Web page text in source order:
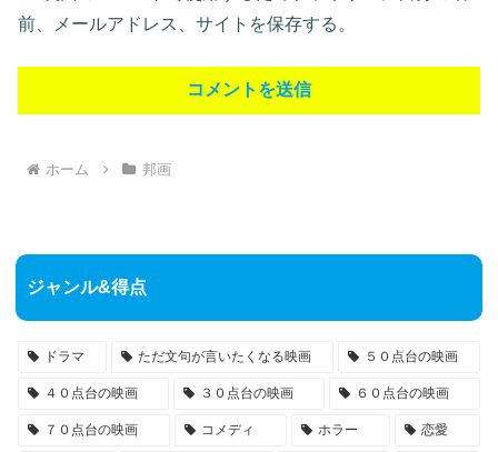
前、メールアドレス、サイトを保存する。
ホーム 邦画
ジャンル&得点
ドラマ ただ文句が言いたくなる映画 ５０点台の映画
４０点台の映画 ３０点台の映画 ６０点台の映画
７０点台の映画 コメディ ホラー 恋愛